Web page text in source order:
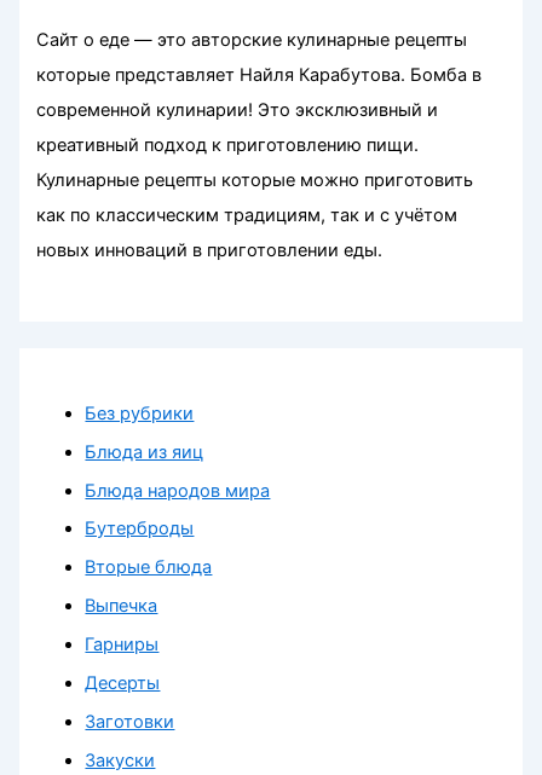
Сайт о еде — это авторские кулинарные рецепты
которые представляет Найля Карабутова. Бомба в
современной кулинарии! Это эксклюзивный и
креативный подход к приготовлению пищи.
Кулинарные рецепты которые можно приготовить
как по классическим традициям, так и с учётом
новых инноваций в приготовлении еды.
Без рубрики
Блюда из яиц
Блюда народов мира
Бутерброды
Вторые блюда
Выпечка
Гарниры
Десерты
Заготовки
Закуски